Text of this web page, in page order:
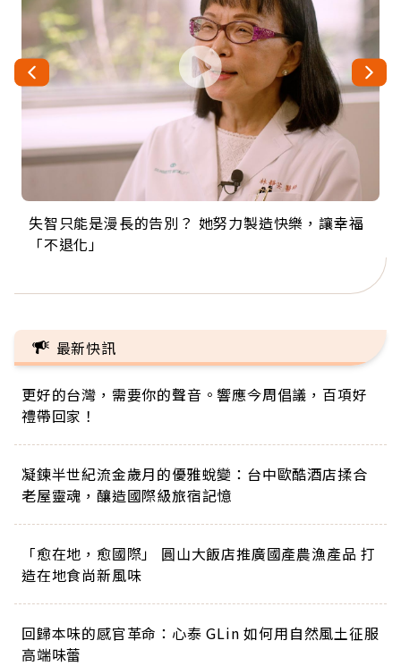
失智只能是漫長的告別？ 她努力製造快樂，讓幸福
「不退化」
來自剛果的巧克力神父 為台灣奉獻36年 「台灣是我
的家，我連作夢都講台語！」
63歲卸矽谷副總、搬回台灣找快樂！「蛋黃哥小
丑」走進安養院，逗樂上萬爺奶：退休後才開始真
104歲打破金氏世界紀錄 成為全球最年長羽球選
手，分享長壽的秘密原來是「這個」
事業巔峰他選擇追夢…黑手阿伯拉小提琴還登上小
巨蛋！連CNN都大讚！
最新快訊
更好的台灣，需要你的聲音。響應今周倡議，百項好
禮帶回家！
凝鍊半世紀流金歲月的優雅蛻變：台中歐酷酒店揉合
老屋靈魂，釀造國際級旅宿記憶
「愈在地，愈國際」 圓山大飯店推廣國產農漁產品 打
造在地食尚新風味
回歸本味的感官革命：心泰 GLin 如何用自然風土征服
高端味蕾